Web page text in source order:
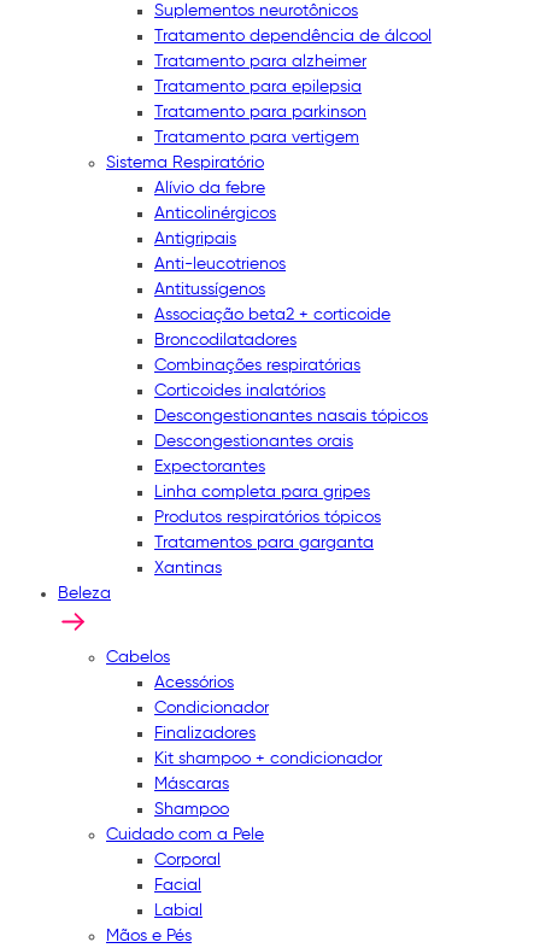
Suplementos neurotônicos
Tratamento dependência de álcool
Tratamento para alzheimer
Tratamento para epilepsia
Tratamento para parkinson
Tratamento para vertigem
Sistema Respiratório
Alívio da febre
Anticolinérgicos
Antigripais
Anti-leucotrienos
Antitussígenos
Associação beta2 + corticoide
Broncodilatadores
Combinações respiratórias
Corticoides inalatórios
Descongestionantes nasais tópicos
Descongestionantes orais
Expectorantes
Linha completa para gripes
Produtos respiratórios tópicos
Tratamentos para garganta
Xantinas
Beleza
Cabelos
Acessórios
Condicionador
Finalizadores
Kit shampoo + condicionador
Máscaras
Shampoo
Cuidado com a Pele
Corporal
Facial
Labial
Mãos e Pés